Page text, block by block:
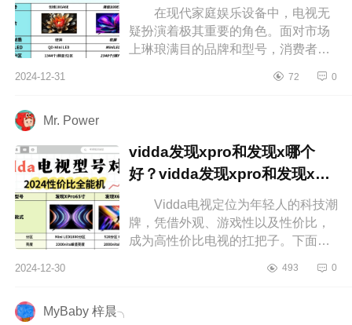
在现代家庭娱乐设备中，电视无
疑扮演着极其重要的角色。面对市场
上琳琅满目的品牌和型号，消费者常
创维A6E和海信E7N哪个更好？创维
2024-12-31 72 0
Mr. Power
vidda发现xpro和发现x哪个
好？vidda发现xpro和发现x应
该如何选
Vidda电视定位为年轻人的科技潮
牌，凭借外观、游戏性以及性价比，
成为高性价比电视的扛把子。下面小
x哪个好？vidda发现xpro和发现x应...
2024-12-30 493 0
MyBaby 梓晨╮